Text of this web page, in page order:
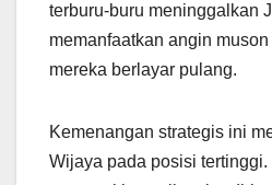
terburu-buru meninggalkan
memanfaatkan angin
mereka berlayar pulang.
Kemenangan strategis ini
Wijaya pada posisi tertinggi.